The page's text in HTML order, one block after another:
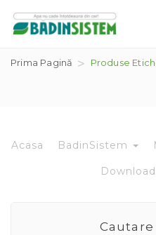
Prima Pagină Produse
Acasa BadinSistem
Download